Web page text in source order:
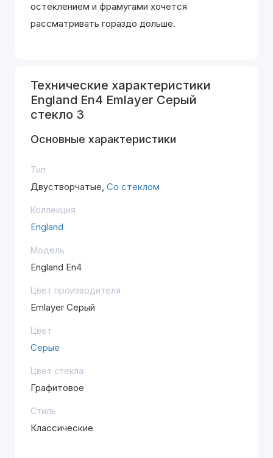
остеклением и фрамугами хочется
рассматривать гораздо дольше.
Технические характеристики
England En4 Emlayer Серый
стекло 3
Основные характеристики
Тип
Двустворчатые, Со стеклом
Коллекция
England
Модель
England En4
Цвет производителя
Emlayer Серый
Цвет
Серые
Цвет стекла
Графитовое
Стиль
Классические